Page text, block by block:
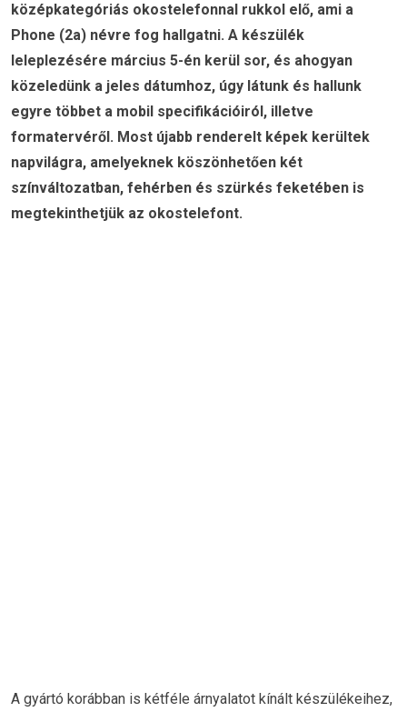
középkategóriás okostelefonnal rukkol elő, ami a
Phone (2a) névre fog hallgatni. A készülék
leleplezésére március 5-én kerül sor, és ahogyan
közeledünk a jeles dátumhoz, úgy látunk és hallunk
egyre többet a mobil specifikációiról, illetve
formatervéről. Most újabb renderelt képek kerültek
napvilágra, amelyeknek köszönhetően két
színváltozatban, fehérben és szürkés feketében is
megtekinthetjük az okostelefont.
A gyártó korábban is kétféle árnyalatot kínált készülékeihez,